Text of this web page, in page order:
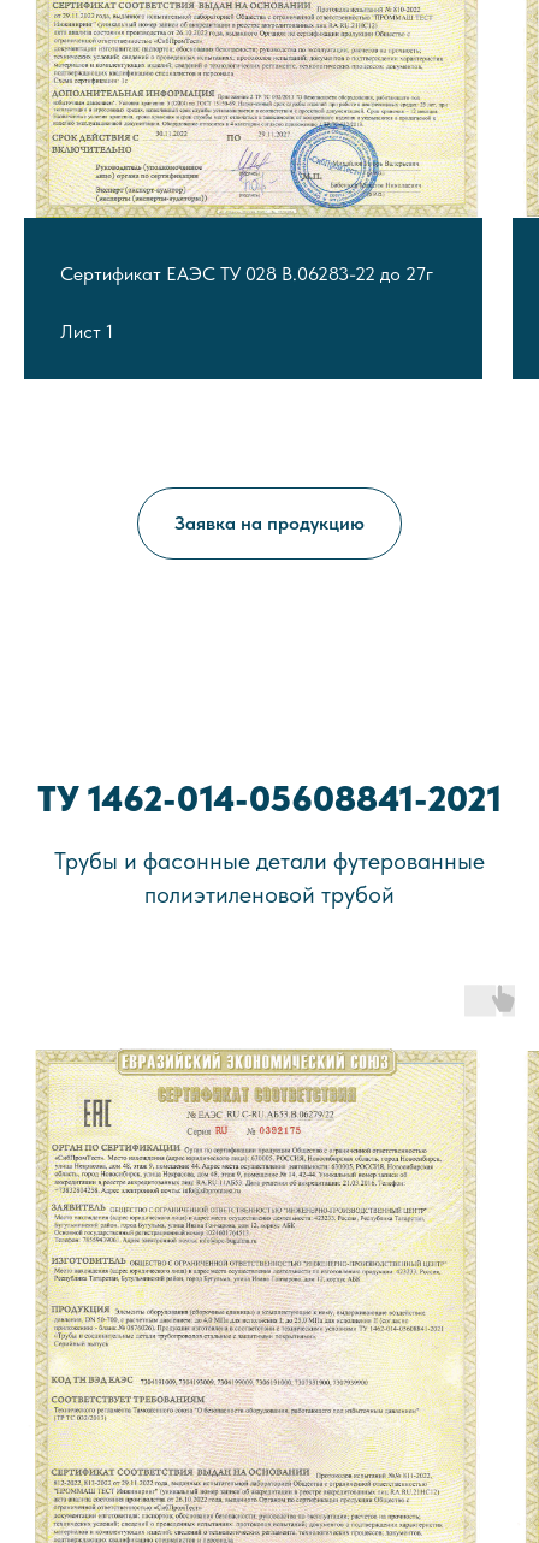
Сертификат ЕАЭС ТУ 028 В.06283-22 до 27г
Лист 1
Заявка на продукцию
ТУ 1462-014-05608841-2021
Трубы и фасонные детали футерованные
полиэтиленовой трубой